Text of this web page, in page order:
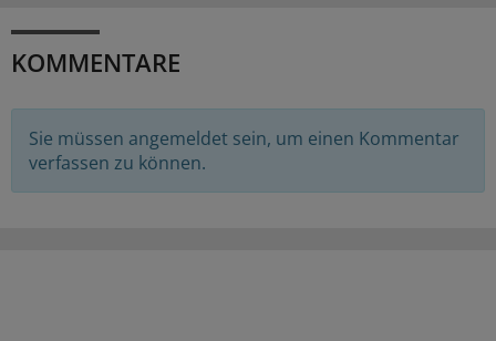
KOMMENTARE
Sie müssen angemeldet sein, um einen Kommentar
verfassen zu können.